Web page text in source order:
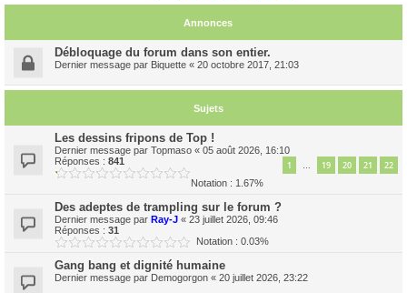
Annonces
Débloquage du forum dans son entier.
Dernier message par Biquette « 20 octobre 2017, 21:03
Sujets
Les dessins fripons de Top !
Dernier message par Topmaso « 05 août 2026, 16:10
Réponses : 841 1 … 19 20 21 22
Notation : 1.67%
Des adeptes de trampling sur le forum ?
Dernier message par Ray-J « 23 juillet 2026, 09:46
Réponses : 31
Notation : 0.03%
Gang bang et dignité humaine
Dernier message par Demogorgon « 20 juillet 2026, 23:22